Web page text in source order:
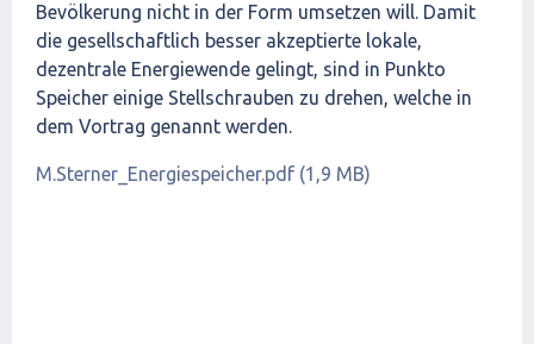
Bevölkerung nicht in der Form umsetzen will. Damit
die gesellschaftlich besser akzeptierte lokale,
dezentrale Energiewende gelingt, sind in Punkto
Speicher einige Stellschrauben zu drehen, welche in
dem Vortrag genannt werden.
M.Sterner_Energiespeicher.pdf (1,9 MB)